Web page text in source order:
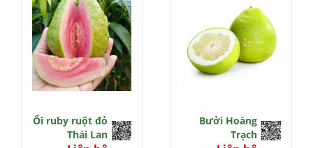
Ổi ruby ruột đỏ
Thái Lan
Bưởi Hoàng
Trạch